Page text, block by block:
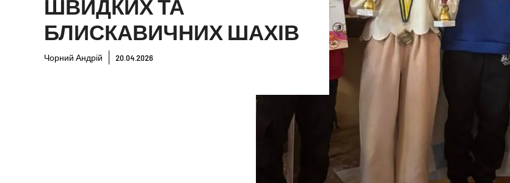
ШВИДКИХ ТА
БЛИСКАВИЧНИХ ШАХІВ
Чорний Андрій 20.04.2026